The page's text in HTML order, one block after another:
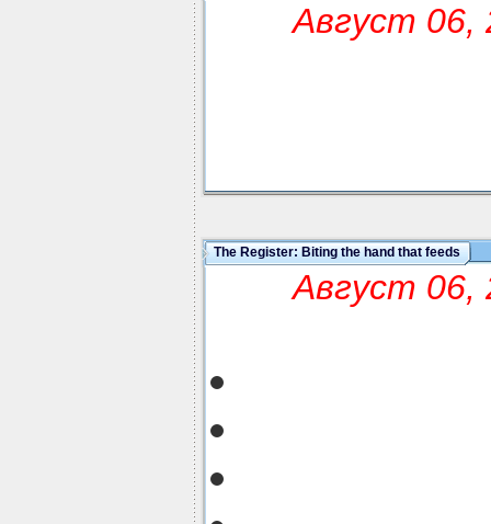
Август 06,
The Register: Biting the hand that feeds
Август 06,